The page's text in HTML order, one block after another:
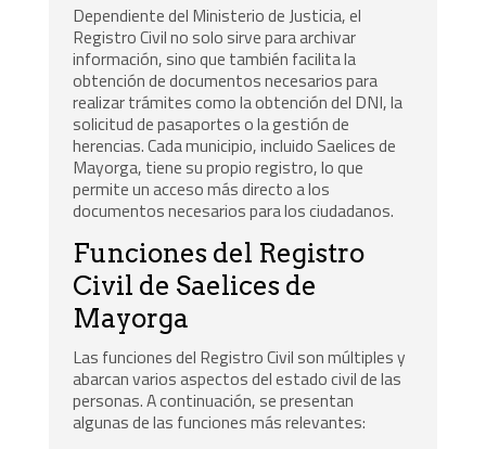
Dependiente del Ministerio de Justicia, el
Registro Civil no solo sirve para archivar
información, sino que también facilita la
obtención de documentos necesarios para
realizar trámites como la obtención del DNI, la
solicitud de pasaportes o la gestión de
herencias. Cada municipio, incluido Saelices de
Mayorga, tiene su propio registro, lo que
permite un acceso más directo a los
documentos necesarios para los ciudadanos.
Funciones del Registro
Civil de Saelices de
Mayorga
Las funciones del Registro Civil son múltiples y
abarcan varios aspectos del estado civil de las
personas. A continuación, se presentan
algunas de las funciones más relevantes: